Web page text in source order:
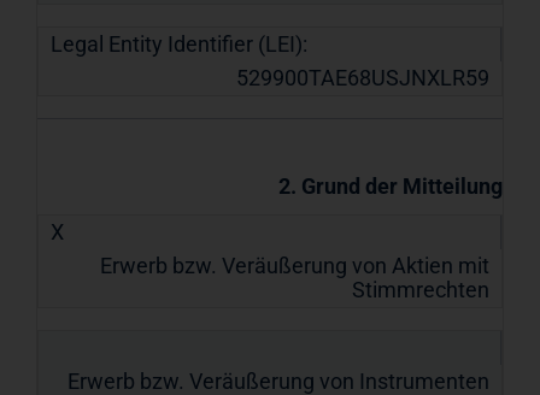
Legal Entity Identifier (LEI):
529900TAE68USJNXLR59
2. Grund der Mitteilung
X
Erwerb bzw. Veräußerung von Aktien mit
Stimmrechten
Erwerb bzw. Veräußerung von Instrumenten